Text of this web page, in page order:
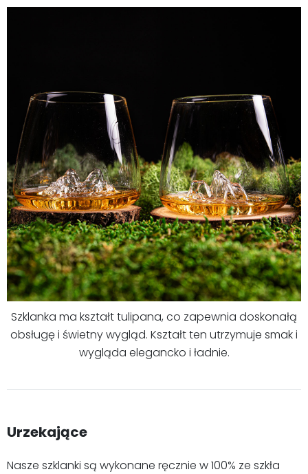
Szklanka ma kształt tulipana, co zapewnia doskonałą
obsługę i świetny wygląd. Kształt ten utrzymuje smak i
wygląda elegancko i ładnie.
Urzekające
Nasze szklanki są wykonane ręcznie w 100% ze szkła